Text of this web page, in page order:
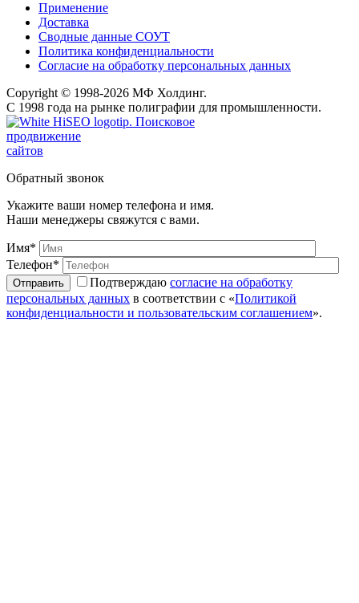
Применение
Доставка
Сводные данные СОУТ
Политика конфиденциальности
Согласие на обработку персональных данных
Copyright © 1998-2026 МФ Холдинг.
С 1998 года на рынке полиграфии для промышленности.
Поисковое
продвижение
сайтов
Обратный звонок
Укажите ваши номер телефона и имя.
Наши менеджеры свяжутся с вами.
Имя*
Телефон*
Подтверждаю согласие на обработку
персональных данных в соответствии с «Политикой
конфиденциальности и пользовательским соглашением».